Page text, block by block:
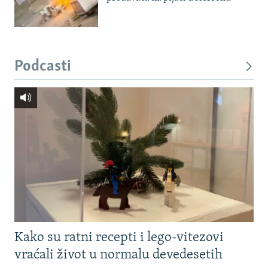
Podcasti
Kako su ratni recepti i lego-vitezovi
vraćali život u normalu devedesetih